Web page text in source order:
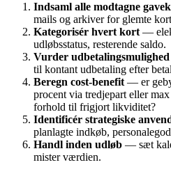
Indsaml alle modtagne
mails og arkiver for glemte
Kategorisér hvert kort—
udløbsstatus, resterende saldo.
Vurder udbetalingsmulighed
til kontant udbetaling efter
Beregn cost-benefit— er
procent via tredjepart eller
forhold til frigjort likviditet?
Identificér strategiske
planlagte indkøb,
Handl inden udløb — sæt
mister værdien.